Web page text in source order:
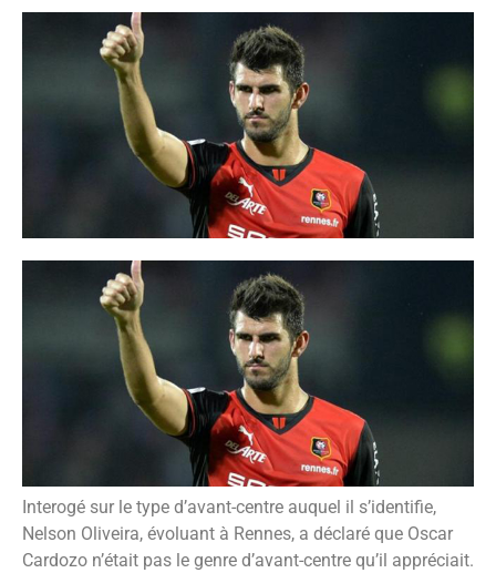
Interogé sur le type d’avant-centre auquel il s’identifie,
Nelson Oliveira, évoluant à Rennes, a déclaré que Oscar
Cardozo n’était pas le genre d’avant-centre qu’il appréciait.